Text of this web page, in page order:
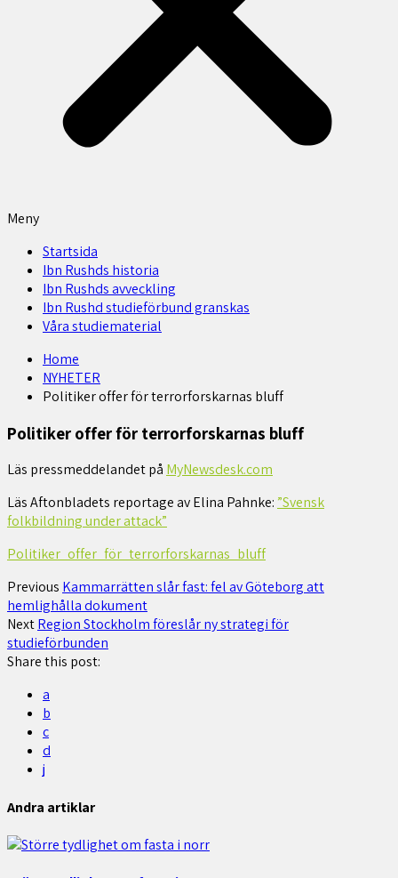
Meny
Startsida
Ibn Rushds historia
Ibn Rushds avveckling
Ibn Rushd studieförbund granskas​
Våra studiematerial
Home
NYHETER
Politiker offer för terrorforskarnas bluff
Politiker offer för terrorforskarnas bluff
Läs pressmeddelandet på MyNewsdesk.com
Läs Aftonbladets reportage av Elina Pahnke: ”Svensk
folkbildning under attack”
Politiker_offer_för_terrorforskarnas_bluff
Previous Kammarrätten slår fast: fel av Göteborg att
hemlighålla dokument
NextRegion Stockholm föreslår ny strategi för
studieförbunden
Share this post:
a
b
c
d
j
Andra artiklar